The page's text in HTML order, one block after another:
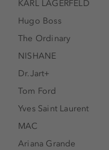
KARL LAGERFELD
Hugo Boss
The Ordinary
NISHANE
Dr.Jart+
Tom Ford
Yves Saint Laurent
MAC
Ariana Grande